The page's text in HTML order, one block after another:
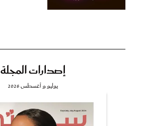
إصدارات المجلة
يوليو و أغسطس 2026